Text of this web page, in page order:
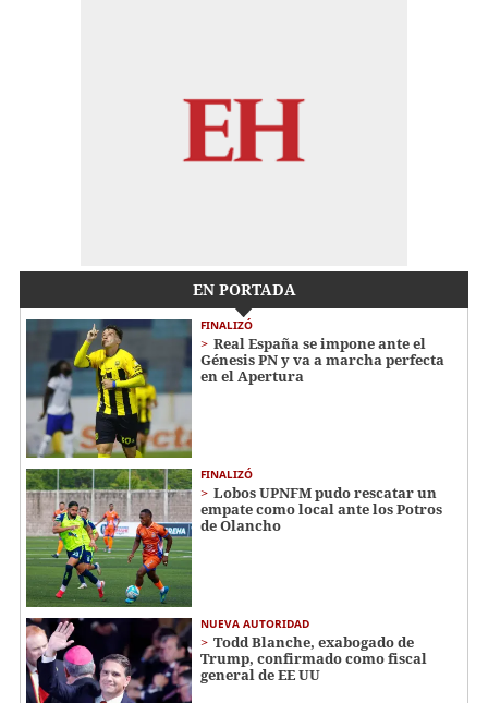
EN PORTADA
FINALIZÓ
Real España se impone ante el
Génesis PN y va a marcha perfecta
en el Apertura
FINALIZÓ
Lobos UPNFM pudo rescatar un
empate como local ante los Potros
de Olancho
NUEVA AUTORIDAD
Todd Blanche, exabogado de
Trump, confirmado como fiscal
general de EE UU